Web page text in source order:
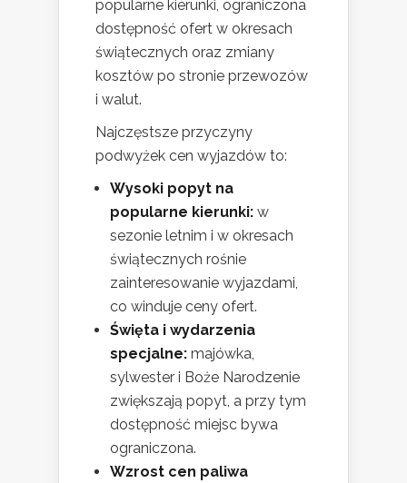
popularne kierunki, ograniczona
dostępność ofert w okresach
świątecznych oraz zmiany
kosztów po stronie przewozów
i walut.
Najczęstsze przyczyny
podwyżek cen wyjazdów to:
Wysoki popyt na
popularne kierunki: w
sezonie letnim i w okresach
świątecznych rośnie
zainteresowanie wyjazdami,
co winduje ceny ofert.
Święta i wydarzenia
specjalne: majówka,
sylwester i Boże Narodzenie
zwiększają popyt, a przy tym
dostępność miejsc bywa
ograniczona.
Wzrost cen paliwa